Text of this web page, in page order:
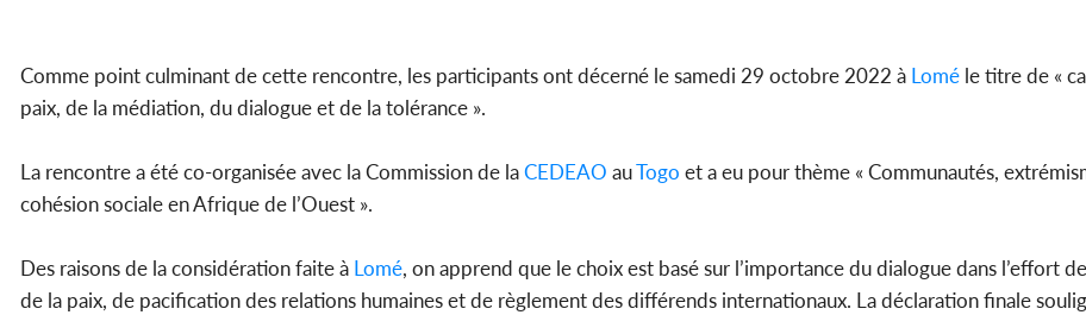
Comme point culminant de cette rencontre, les participants ont décerné le samedi 29 octobre 2022 à Lomé le titre de «
paix, de la médiation, du dialogue et de la tolérance ».
La rencontre a été co-organisée avec la Commission de laCEDEAO auTogo et a eu pour thème « Communautés,
cohésion sociale en Afrique de l’Ouest ».
Des raisons de la considération faite à Lomé, on apprend que le choix est basé sur l’importance du dialogue dans l’effort
de la paix, de pacification des relations humaines et de règlement des différends internationaux. La déclaration finale